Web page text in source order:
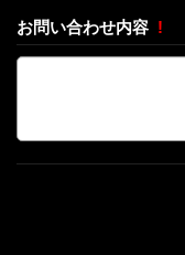
お問い合わせ内容 !